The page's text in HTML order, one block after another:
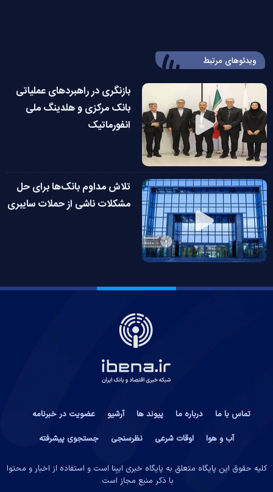
ویدئوهای مرتبط
بازنگری در راهبردهای عملیاتی
بانک مرکزی و هلدینگ ملی
انفورماتیک
تلاش مداوم بانک‌ها برای حل
مشکلات ناشی از حملات سایبری
تماس با ما درباره ما پیوند ها آرشیو
عضویت در خبرنامه
آب و هوا
اوقات شرعی نظرسنجی جستجوی پیشرفته
کلیه حقوق این پایگاه متعلق به پایگاه خبری ایبِنا است و استفاده از اخبار و محتوا
با ذکر منبع مجاز است.